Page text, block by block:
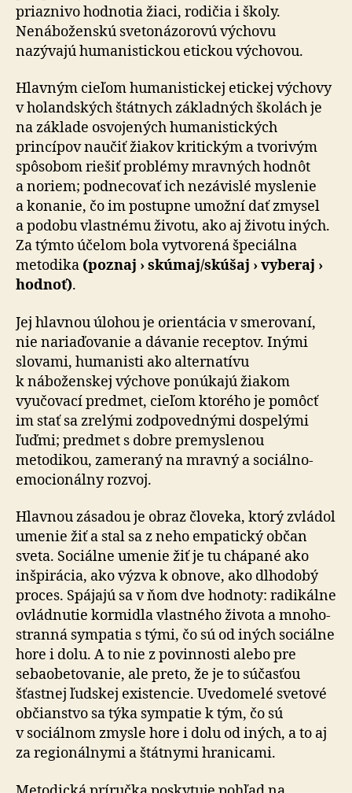
priaznivo hodnotia žiaci, rodičia i školy.
Nenáboženskú sve­to­ná­zo­ro­vú výchovu
nazývajú humanistickou etickou výchovou.
Hlavným cieľom humanistickej etickej výchovy
v ho­lan­dských štátnych základných školách je
na základe osvo­je­ných humanistických
princípov naučiť žiakov kritickým a tvorivým
spôsobom riešiť problémy mravných hodnôt
a noriem; podnecovať ich nezávislé myslenie
a konanie, čo im postupne umožní dať zmysel
a podobu vlastnému životu, ako aj životu iných.
Za týmto účelom bola vy­tvo­re­ná špeciálna
metodika (poznaj › skúmaj/skúšaj › vyberaj ›
hodnoť).
Jej hlavnou úlohou je orientácia v smerovaní,
nie na­ria­ďo­va­nie a dávanie receptov. Inými
slovami, humanisti ako alternatívu
k náboženskej výchove ponúkajú žiakom
vyučovací predmet, cieľom ktorého je pomôcť
im stať sa zrelými zodpovednými dospelými
ľuďmi; predmet s dobre premyslenou
metodikou, zameraný na mravný a sociálno-
emocionálny rozvoj.
Hlavnou zásadou je obraz človeka, ktorý zvládol
umenie žiť a stal sa z neho empatický občan
sveta. Sociálne ume­nie žiť je tu chápané ako
inšpirácia, ako výzva k obnove, ako dlhodobý
proces. Spájajú sa v ňom dve hodnoty: ra­di­kál­ne
ovládnutie kormidla vlastného života a mno­ho­
stran­ná sympatia s tými, čo sú od iných sociálne
hore i dolu. A to nie z povinnosti alebo pre
sebaobetovanie, ale preto, že je to súčasťou
šťastnej ľudskej existencie. Uve­do­me­lé svetové
občianstvo sa týka sympatie k tým, čo sú
v sociálnom zmysle hore i dolu od iných, a to aj
za re­gio­nál­ny­mi a štátnymi hranicami.